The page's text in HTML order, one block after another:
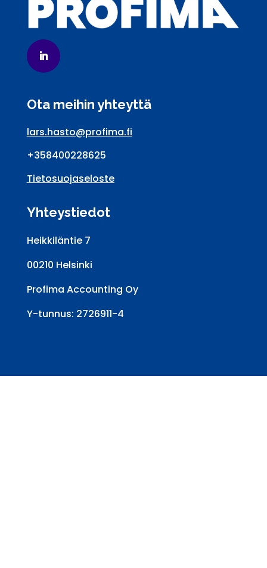
Ota meihin yhteyttä
lars.hasto@profima.fi
+358400228625
Tietosuojaseloste
Yhteystiedot
Heikkiläntie 7
00210 Helsinki
Profima Accounting Oy
Y-tunnus: 2726911-4